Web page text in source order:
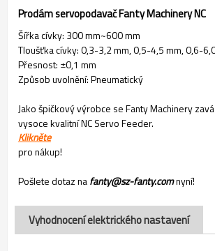
Prodám servopodavač Fanty Machinery NC
Šířka cívky: 300 mm~600 mm
Tloušťka cívky: 0,3-3,2 mm, 0,5-4,5 mm, 0,6-
Přesnost: ±0,1 mm
Způsob uvolnění: Pneumatický
Jako špičkový výrobce se Fanty Machinery
vysoce kvalitní NC Servo Feeder.
Klikněte
pro nákup!
Pošlete dotaz nafanty@sz-fanty.comnyní!
Vyhodnocení elektrického nastavení